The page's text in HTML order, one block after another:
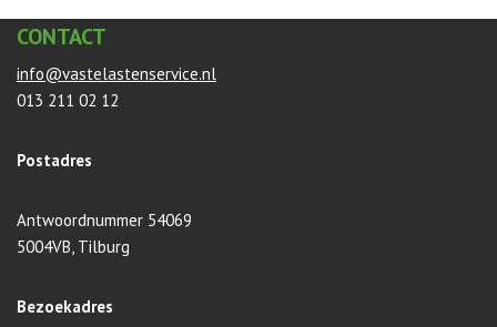
CONTACT
info@vastelastenservice.nl
013 211 02 12
Postadres
Antwoordnummer 54069
5004VB, Tilburg
Bezoekadres